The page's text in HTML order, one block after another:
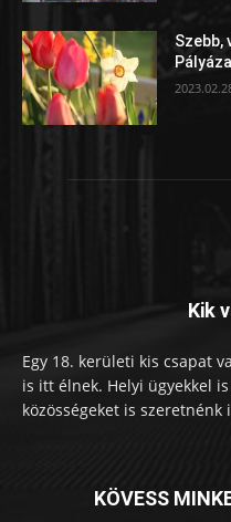
Szebb,
Kik
Egy 18. kerületi kis csapat
is itt élnek. Helyi ügyekkel
közösségeket is
KÖVESS